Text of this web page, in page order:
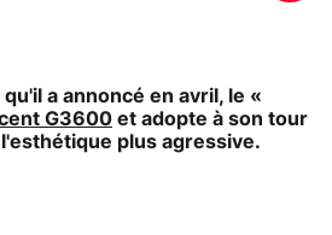
a annoncé en avril, le «
G3600 et adopte à son tour
plus agressive.